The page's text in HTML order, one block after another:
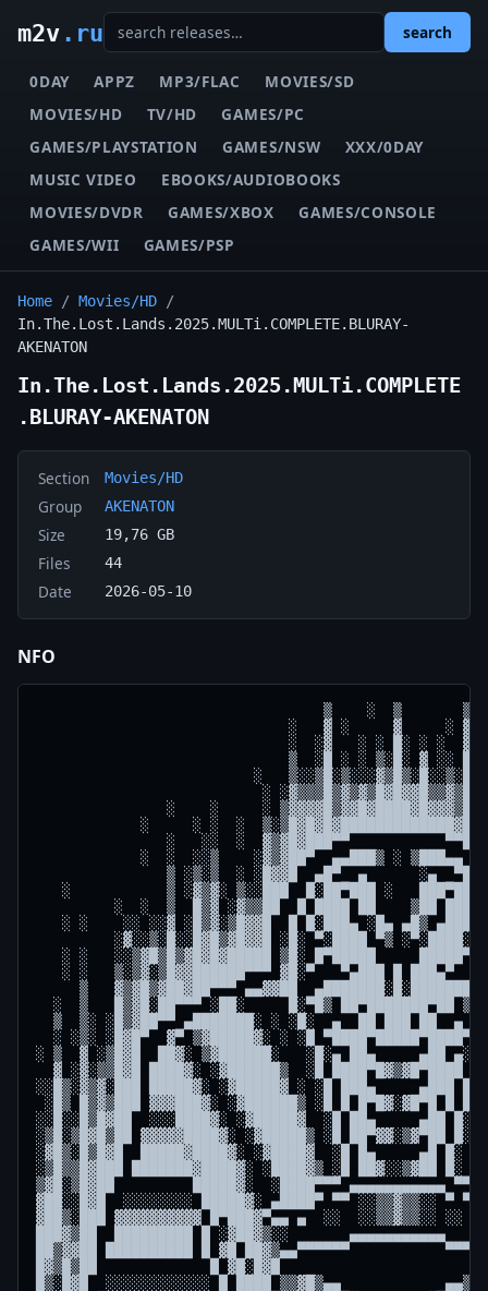
m2v.ru search
0DAY APPZ MP3/FLAC
MOVIES/SD
MOVIES/HD
TV/HD
GAMES/PC
GAMES/PLAYSTATION
GAMES/NSW
XXX/0DAY
MUSIC VIDEO
EBOOKS/AUDIOBOOKS
MOVIES/DVDR
GAMES/XBOX
GAMES/CONSOLE
GAMES/WII
GAMES/PSP
Home / Movies/HD /
In.The.Lost.Lands.2025.MULTi.COMPLETE.BLURAY-
AKENATON
In.The.Lost.Lands.2025.MULTi.COMPLETE
.BLURAY-AKENATON
Section Movies/HD
Group AKENATON
Size 19,76 GB
Files 44
Date 2026-05-10
NFO
                                 ▒    ░  ▒       ▒
                             ░   ▓ ░     ▓     ░ ▓   ░
                             ░  ░▓   ░ ░ █░ ░ ░  ▓░  ░
                             ▒  ░█ ░ ░ ▒░█░ ▓ ░░ █░  ▒
                         ░   ▒░░▒█░▒░░░▓▒█▒░█░░▒░█▒░░▒
                          ░ ░▓▒▒▒█▒▓▒▓▒█▓█▓▓█▒▒▓▒█▒▒▒▓░ ░
               ░    ░     ░ ▒▓▓▓▓█▒▓▓█▓████▓█▓▓▓▒█▓▓▓▓▒ ░  ░  ░
            ░     ░ ░  ░  ▒░▒█▓█▓█▓█████████████▓█▓█▓█▒░▒  ░  ░ ░ ░
               ░   ░░  ░  ▓▒▓█▓███▀▀           ▀▀███▓█▓▒▓     ░░ ░
            ░  ░  ░░▒    ░▓▒▓██▀  ▄▄███▒ ░ ▒███▄▄  ▀██▓▒▓░    ▒ ░░░
               ▒ ░▒░▒  ░ ░█▓▓█  ▄█▀  ▄      ░▄  ▀█▄  █▓▓█░ ░ ░▒░▒▒ ░
   ░           ▒ ░▓▒▓░ ▒░░███  █░██▀███ ░   ███▀██░█  ███░░▒░ ▓▒▓▒░▒ ░░
         ░  ░  ▒  █▒▓ ░▓▒▒██  █ ████ ██    ▒██ ████ █  ██▒▒▓░░▓▒█▓▒▓░ ░
   ░ ░    ░░ ░░▓ ░█▒▓░▒█▓▓█  █ █░███▄ ░█▄ ▄█▒ ▄███░█ █  █▓▓█▒░▓▒█▓▒█ ░░
         ░▓░░▒░█░░█▓█▒▓█▓▓█ ░█░ ▀░████ ▀▒ ░▀░████░▀ ░█░ █▓▓█▓▒█▓█▓▒█░▒▓   ░
   ░ ░   ░░▒▓█▒█▒▓█▓█▓█████ ▒█░ █▀█████     █████▀█  █▒ █████▓█▓██▓█▒▒█░  ▒  ▒
   ░ ░   ▒░▒▓░▒█▓▓██████▀▀▀ ▓█░▀   ▀▄███ █ ███▄▀   ▀░█▓ ▀▀▀███████▓█▓▓█░ ░▒░ ░
     ▒   ▓▒▓█▒▓██▓██▀▀▀ ▄▄▓▓██  ▄███████░█░███████▄ ░██▓▓▄▄ ▀▀▀█████▓██▒░ ▓  ▒ ░
  ░  ▒   █▒▓█░██▀▀▀ ░██░     █░▀█▒ ██▀███████▀██ ▒█▀ █     ███▄ ▀▀███▓█▒▒░▓░ ▓
  ▒  ▒░ ░█▒▓██▀▀ ▄███████░ ░ ░█░  ▄  ██ ███ ██  ▄ ░ █░░░░███████▄  ▀███░▓▒▓░▒█░░
  ░ ░▒░ ░█▓█▀  ▓▀ ▒▓█████▓░ ░ ░█ ▀████▀█████▀████▀ █░  ░▓█████▓▒░▀▓  ██▒▓▒█ ▒█░
░ ▒  ▓ ░▒█▓█  ██▓░ ▒▓██████░   ░█░▄ ██▄     ▄██ ▄░█░ ░░██████▓▒ ░▓██  █▓█▒█░░█░░
  ▓ ░▓░▒▒█▓█ ████▓░ ░▓██████▒  ░█ ████▀█▓▒▓█▀████ █░  ██████▓░ ░▓████ █▒█▓█▒░█▒░
░░█▒░▓▒▓░███ █████▓░ ░▓█████▓ ░ ░█ ███▄     ▄███ █░  ▒█████▓░ ░▓█████ █▓█▒█░▒█▓░
 ░█▒ █▒▓▒███ ▓▓▓███▓░ ░▓██████▒ ░█ █ █▀█▓░▓█▀█ █ █░ ▒▓████▓░ ░▓███▓▓▓ ███▓█▒▒█▒░
░░█░░█▒█▓██  ░░░████▓░ ░▓█████▓  ░█ ██▄     ▄██ █░ ▓█████▓░ ░▓████░░░  ██▓█▒░█▓▒
░▒█░▒█▓█▒██ ▓▓▓▓▓████▓░ ░▓█████▒ ░█ ██▀▓▓░▒▓▀██ █░ █████▓░ ░▓████▓▓▓▓▓ ██▓█░░██▓
░▓█▒░█▒█▓█  █████▓████▓░ ░▓████▓  ░█ █▄     ▄█ █░ ▒████▓░ ░▓████▓█████  ███░▒██▓
░▒█▒▒█▓███ ███████▓████▓░ ░████▓▒ ░█ ██▓░░▒▓██ █░ ▓████░ ░▓████████████  ██▒▓███
▒▓█░▒█▓██         █████▓░  ░████▀▀▀ ▄▄▄▄▄▄▄▄▄▄▄ ▀▀████░  ░▓█████         ██▓▓▒██
▓██░░█▓█  ░░░░░░░░ █████▓░ ▄████▀ ▀▀ ░░▒▒▓▒▒░░ ▀ ▀████▄ ░▓██████░░░░░░░░  █▒█▒▓█
▓██▒░███ ▓▓▓▓▓▓▓▓▓▓ █▀███▓▀▄▄ ▄  ░░  ░░▒▒▓▒▒░░ ░░  ▄ ▄▄▀▓███▀█ ▓▓▓▓▓▓▓▓▓▓ █▓█░▒█
███▓▒██  █████████ █ ░▓██▓▒░░       ▄▄▄▄▄▄▄▄▄▄▄      ░░▒▓██▓░ █ █████████  ██▓░█
██▒▓▓██ ██████████ █ ▓█ ██▓▒▄▄▀▀▀▀▀▀           ▀▀▀▀▀▄▄▒▓██ █▓ █ ██████████ ██▓░█
█▓▒█▒██             █ ▓█░█▓█                          █▓█░█▓ █             ███▒█
█▒░█▓█  ░░░░░░░░░░░░ █ ████ ▒▒▓█▒▄▄            ▄▄▒█▓▒▒ ████ █  ░░░░░░░░░░░  ██▓█
█░▓███ ▓▓▓▓▓▓▓▓▓▓▓▓▓ █░██▓███▓▓▓░███▓        ▓███░▓▓▓███▓██░█ ▓▓▓▓▓▓▓▓▓▓▓▓▓  █▓█
█░▓██ ██████████████ ▓░▓██▀      ░▀▀██      ██▀▀       ▀██▓░▓ ██████████████ ███
█▒███ ███████████████ ▒░██ ▄          ▒    ▒          ▄ ██░▒ ███████████████  ██
█▓██                  █ ▓█ ▀█▓█████▄          ▄█████▓█▀ █▓ █                  █▓
█▓██ ░░░░░░░░░░░░░░░░ ▓ ░█   ▓▒▒░▄▄▀▄     ░  ▄▀▄▄░▒▒▓   █░ ▓ ░░░░░░░░░░░░░░░░ ██
███  ▓▓▓▓▓▓▓▓▓▓▓▓▓▓▓▓ ░▓ █░   ▀▀▀▀▀▀█     ░  █▀▀▀▀▀▀   ░█ ▓░ ▓▓▓▓▓▓▓▓▓▓▓▓▓▓▓▓  █
██  ██████████████████ █░█░            ░  ▒            ░█░█ ██████████████████
▓█ ███████████████████ ▓▒█▒            ▒  ▒            ▒█▒▓ ███████████████████
██                      ▓█▒           ▐▓  ▓            ▒█▓
█  ░░░░░░░░░░░░░░░░░░░░ ██▓ ░         █    █           ▓██ ░░░░░░░░░░░░░░░░░░░░
  ▓▓▓▓▓▓▓▓▓▓▓▓▓▓▓▓▓▓▓▓▓  █▓░         ▐▌    ▐▌         ░▓█  ▓▓▓▓▓▓▓▓▓▓▓▓▓▓▓▓▓▓▓▓▓
 ███████████████████████ ██▒ ░       █      █       ░ ▒█▓ ██████████████████████
 ███████████████████████  █▓░       █ ▀    ▀ █       ░▓█  ██████████████████████
                          ██▓░ ░   ▓▀▓█▄  ▄█▓▀▓    ░ ▒██
 ░░░░░░░░░░░░░░░░░░░░░░░░  ██▓░  ▒▄▀   ▀░▓▀   ▀▄▒   ░▓█  ░░░░░░░░░░░░░░░░░░░░░░░
 ▓▓▓▓▓▓▓▓▓▓▓▓▓▓▓▓▓▓▓▓▓▓▓▓▓  ██▒ ░▀▄▄    ▐▌    ▄▄▀░ ░▓█  ▓▓▓▓▓▓▓▓▓▓▓▓▓▓▓▓▓▓▓▓▓▓▓▓
 ██████████████████████████  █▓░ ▀▓▄▀▀▀▄▄▄▄▀▀▀▄▓▀  ▒▓█ █████████████████████████
 ███████████████████████████ ██▓░  ▀█▓░    ░▒█▀   ░▓██ █████████████████████████
                              ██▒░ ▀▄▀▀▀▄▄▀▀▀▄▀  ░▒██
██  ░░░░░░░░░░░░░░░░░░░░░░░░░ ░██▒░  ▓▄    ▄█   ░▒▓█  ░░░░░░░░░░░░░░░░░░░░░░░░
██ ▓▓▓▓▓▓▓▓▓▓▓▓▓▓▓▓▓▓▓▓▓▓▓▓▓▓  ░██▒   ▀▒██▒▀  ░ ▒▓██ ▓▓▓▓▓▓▓▓▓▓▓▓▓▓▓▓▓▓▓▓▓▓▓▓▓▓
██ ███████████████████████████  ░█▓ ░          ▒▓██  ██████████████████████████
██  ███████████████████████████  ██░           ▓██░ ██████████████████████████
███                              ██▒░         ░▓█░                             █
▓█████ ░░░░░░░░░░░   ░░░░░░░░     █▓▒░        ▒██    ░  █▄   ▄  ▀░░░░░░░░░░ ████
██████ ▓▓▓▓▓▓▓▓▓▓▀ ▓  ▓▓▓▓▓▓▓▓    ██▓▒ ░   ░ ▒▓██   ░█▄░█▓█░██▓   ▀▓▓▓▓▓▓▓▓ ████
▓███▓█ █████████  ██▓  ███████    ▓█▄▓▓▒  ░▒▓▓▄█▓  ▓▀█▀  ▀   ▀ ░▄█ ████████ █▓██
▒███▒█ █████████ ████▓   █████    ░▀█▄▀ ░ ░░▄██▀  ▄░           ██▓  ███████ ████
░▓██░▓           ▓█████▓           ██▓▒░      ██ ███            ▓██         █▓██
 ▓██░▓███ ░░░░░░ ███▓███▓  ░░      ██▀▀ ░░  ▀▀█   ▀  ░░░░░░░░░░  ▀░ ░░░░ ████▓█▓
 ▒██▒░▓▓█ ▓▓▓▓▓▓ ███  ███▓  ▓▓     ██▓▒▄▄▄▄▄   ▄▓░  ▓▓▓▓▓▓▓▓▓▓▓ ▓▄░ ▓▓▓▓ ███▓▓█▒
 ▒██▓▒▒▒█ █████  ███▓  ▓██▓  ▀     ██▀▀ ░░  ▀░▓█▀   ███████████ ▓██ ████ █▓█▒▒█▒
 ░███▓▒▓█ █████ ▓██▓█   ▓███▓      ██▓▒▄▄▄▄▄        █████████▀ ▄ ▀  ████ █▓█▒▓█░
 ░████▒▒█       ███░█    ▓▓██▓     ▓▓▀▀ ░░  ▀ ▓               ███        █▒█▒▒█░
 ░█▓██▒░███ ░░░ █▓█░█▓ ░▄  ▓██▓    ░█▓▒▄▄▄▄▄ ░█         ▄  ░▄ ░▀  ▄░░░ ███▓█▒░█░
  █▓██░░█▓█ ▓▓  █░█ ▓█ ▓▓▓▄ ░███▓   █▀▀ ░░  ▀ █    ▓▄ ░███░███  ▓▓▓▓▓▓ ███▒▓░░█
  █▒▓█░▒█▓█ ██ ▓█░█ ▒█  ███▄  ███▓  ░▓▒▄▄▄▄▄ ░▀   ▓█▒█  ▀   ▀ ▄███████ ██▓░█▓▒█
 ░█░▒█▒▒█▓█ ██ ██ █  █▓ █████  ░███▓ ▀▀ ░░     ▓▄░ ▀▀  ▄██████████████ ██▓▒█▒░█░
  █░▓█▒░█▒█    █▓ █  ▓█          ███▓  ▄▄▄▄   ▓█▒█                     ██▒░█▓░█
  █░▒█░▒█▓███ ▓█▒ ██ ▒█  ░░░░     ▓███▓  ░  █░░▀▀    ░░░░░░░░░░░░░░░ ████▒▒█▒░█
  █░░█░░█▒█▓▓ ██░ ██  █▓ ▓▓▓▓▓     ░▓██▓   ██▓      ▓▓▓▓▓▓▓▓▓▓▓▓▓▓▓▓ █▓██░░█░░█
  █ ░█▒ █▒▓▒  █▓  █▓  ██  ████     ▄ ████░░ ▀ ▄     ████████████████ █▓██░▒█░ █
  █░░█▒░▓▒▓░ ▓█▒  █▓  ██▒ ████     █░ ▓███▓  ▀▓     ████████████████ █▒▓█▓░█░░█
  █  ▓ ░▓░▒  ██░  █▓  ▓█▓          █▀ ▀ ████▓ ▀                      █░▓█▓░▓  █
  █░ ▒  ▓ ░ ▓██   █▓  ▒██  ░░      ▀ █░  ▓███▓       ░░░░░░░░░░░░░░  █░▒█▓ ▒ ░█
  █  ░ ░▒░  ██▓ ▓ █▓  ░██▓  ▓▓      ██▓ ░  ███▓     ▓▓▓▓▓▓▓▓▓▓▓▓▓▓▓  █ ░█░ ░  █
  █  ▒  ▒░ ▓██▒ █ ▓▓  ░███▓ ██    █░ ▀▀ ▄▄▄ ▓███▓   ███████████████ ███░█  ▒  █
  █  ▓  ▒  ███▒ █ ▒▓   ▒███ ██   ███▒   ░  ░  ███▓   ██████████████ █▓█ ▒  ▓  █
  █  █  ▒  ▓█▓▓   ▒▒   ░██▒     ░▀▓▀ ▄▓█████▓  ▓███▓                █▓█░ ▒░█  █
  █  █░ ░  ░▒▓▒   ░▒    ░▓░    ██▒  ▀▄██▄▄▄▄▄█ ░▓███▓            ┌k┐█▓▓  ░░█ ░█
  █░ █░ ░   ░▒░    ░ ██▓▄     ▀▓▀                ▓██▓▓▓          S┼i▓▒▒ ░ ░█  █
  █  █       ░     ▄█▓▒░▀█▓▄ ▄▄██           ░     ▓███▓▓     ▄▓██└A┘▒░░  ░░█  █
  █  █░ ░   ░     ▄█▄░     ██░▀  ░█            ▒   ▓▓██▄▄ ▄▓█▀░▒▓█▄ ░ ░   ░█ ░█
  █  ▓    ░      ▄▓▒░▀▀▄     ██▄  ░█  ░     ░  ▓   █░██▀░██     ░▄█▄  ░  ░░▓  █
  █  ▓░   ▒ ░   █▓░           ▀   ░█  ▒  ░  ▒  █  █░  ▄██     ▄▀▀░▒▓▄    ░ ▓░ █
  █ ░▓   ░▒ ░   ██▄▄              ░█  ▓     ▓  █  █░   ▀           ░▓█     ▓  █
 ░█  ▒   ░▒    █▀▒░ ▀             ░█  ▓  ░  ▓ ░█  █░              ▄▄██   ░ ▒  █
  █  ░    ▒ ░  █▓░                 ░█ █░ ▒  █ ░█  █░             ▀▀░▒▀█   ░░ ░█
  █░ ░░ ░░░ ▒ ▓█▀▀▀▄               ░█ █▓ ▓  █░▒█ █░                 ░▓█    ░  █
  █     ▒░▓░▒ █▒▓▒░ ░              ░█ █▓░▓ ░█▒▓█ █░               ▄▀▀▀█▓ ░ ░░ █
  █ ░░ ░ ░█▒░ █▓█▓▒░░ ░            ░█░ █▓█▒▒█▓█  █░              ░ ░▒▓▒█ ░░░  █
  █   ░ ░▒█▒▒ ███▓█▒▒░░   ░         ▒█  ███▓█▓█ ░█░            ░ ░░▒▓█▓█  ▒ ░░█
 ░█░░ ▒▒ ░█▒▒░ ████▓▓▒░▒░ ░  ░    ░▒▒▓█  █████  █▒         ░   ░░▒▒█▓███ ░▓  ▒█
 ░█▒  ▓▒░░█░▓▒  ▓██▓█▓▒▓░▒░ ░   ░▒▓█████  ███  █▓▒▒░    ░  ░ ░▒░▒▓▓████  ▒█  ▓█░
 ░█▓  █▒▒░█▒▓░░ ░▓████▓█▒▒░▒░ ░▒▓████████   ▀ █████▓▒░   ░ ░▒░▓▒▓█▓██▓   ▓█ ░▓█░
 ░█▓░ █▓░░█▒█▒▒░   ▓████▓█▒▓░▒▓█████████▀▀▀  ████████▓▒░ ░▒░▒▒█▓████▓  ░░░█░▒██▒
 ▒██▒░█▓░▒█▓█▓▒▓█▒░  ▓████▓█▒▓▀▀█▀▀▀▀    ▄▄  █████▀▀         ▀████▓  ░░▒▓▒█▓▓██▓
 ▓██▓▓█▓░▒█▓██▓██▓▒░   ▓▀▀▀▀  ▄    ▄  ▄██▓ ▄  ▀▀▀█ ░▓██████▓░ ██▓  ▒░▒▒▓█▓██████
 ▀█████▓▓▓████▀▀█▀  ▄▄   ▄▄▄██▓ ▄██▓  ███▓ ███▄▄▄     ▄██▓    ▓▀ ░▓▓▓▓▓████████▀
▄   ▀▀▀▀██▀▀  ▄  ▄██▓ ▄██▀ ▄██▓ ████  ███▓ ███▄ ▀███▄ ███▓ ▄    ▀▀▀█████▀▀▀▀   ▄
███▄▄▄▄    ▄██▓  ███▓ ███  ▀██▓▄████▌ ███▓ ███▓  ███▓ ███▓ ███▄▄▄▄   ▀  ▄▄  ▄██▓
███▄ ▀███▄ ███▓  ███▓ ▀██▓▄     ███▓█ ███▓ ███▓  ███▓ ███▓ ███▄ ▀███▄ ███▓  ███▓
███▓  ███▓ ███▓ ░███▓ ██████▓▒░ ███▓█▌███▓ █████████▓ ███▓ ███▓  ███▓ ███▓  ███▓
███▓  ███▓ ████▄▓██▀  ███▓      ███▓▐████▓ ███▓  ███▓ ███▓ ███▓  ███▓ ███▓  ███▓
███▓  ███▓ ███▓▀ ███▓▌███▓      ███▓ ████▓ ███▓  ███▓ ███▓ ███▓  ███▓ ███▓  ███▓
███▓  ███▓ ███▓  ███▓ ███▓      ███▓ ▐███▓ ███▓  ███▓ ███▓ ███▓  ███▓ ████▌ ███▓
█████████▓ ███▓  ███▓ ███▓      ███▓  ███▓ ███▓  ███▓ ███▓ ███▓  ███▓ █████ ███▓
███▓  ███▓ ███▓  ███▓ ███▓  ▄▄▓ ███▓  ███▓ ███▄  ███▓ ███▓ ███▓  ███▓ █████▌███▓
███▓  ███▓ ███▓  ███▓ ███▓ ███▀ ███▀ ▀▀██▀ ▀██▓▀ ▀██▓ ███▓ ███▓  ███▓ ███▓█████▓
███▓  ███▓ ███▓  ███▓ ▄███▀▀   ▀                   ▀▀ ▀██▓ ▀██▓  ███▓ ███▓▐████▓
███▓  ███▓ ███▄  ▀███▀▀             ▄      ▄             ▀   ▀▀▀████▓ ███▓ ████▓
███▓  ███▓ ███▀▀                   ▄        ▄                      ▀▀ ███▓ ▐███▓
███▓  ▀██▓█▀                   ▄▄█▀ ▄      ▄ ▀█▄▄                     ██▓▀  ███▓
███▓   ▀██▓              ▄▄▄▀▀▀█▄█▀    ▄▄    ▀█▄█▀▀▀▄▄▄              ██▓▀   ███▓
███▓      ▀▀ ▄ ▄      ■▀▀  ▄▄████▓▒░  ▀▓▓▀  ░▒▓████▄▄  ▀▀■      ▄ ▄ ▀▀▀▀    ███▓
███▓             ▀▀████▀▀▀▀▀▀ ▀ ▀▀           ▀▀▀ ▀▀ ▀▀▀▀▀████▀▀             ███▓
███▓  ▄▄▄▄▄▄▄▄▄▄▄▄  ███░         ▄▄▄▄ ▄▄▄▄ ▄            ░██▓  ▄▄▄▄▄▄▄▄▄▄▄▄  ███▓
███▓ █ ▀█ ▄▄▄▄ █▀ █ ███▒         ▓  ▓ ▓▄   ▓            ▒██▓ █ ▀█ ▄▄▄▄ █▀ █ ███▓
███▓  ▀▀▄█ ▓█ ▓▄▀▀   ░▒▓         █▀▀▄ █▄▄▄ █▄▄▄         ▓▒░   ▀▀▄▓ █▓ █▄▀▀  ███▓
▀▓█▓    ▓█ ▓█ ▓█    ███▓   ▄  ▄ ▄▄▄▄ ▄▄▄▄▄ ▄▄▄▄ ▄▄▄▄    ▓██▓    █▓ █▓ █▓    ██▓▀
 ▀█▓    ▓█ ▓█ ▓█    ███▓   ▓▀▄▓ ▓  ▓   ▓   ▓▄   ▓▄▄▄    ▓██▓    █▓ █▓ █▓    ██▀
    ▀   ▓█ ▓█ ▓█    ███▓   █  █ █▄▄█   █   █▄▄▄ ▄▄▄█    ▓██▓    █▓ █▓ █▓   ▀
        ▓▓ ▓